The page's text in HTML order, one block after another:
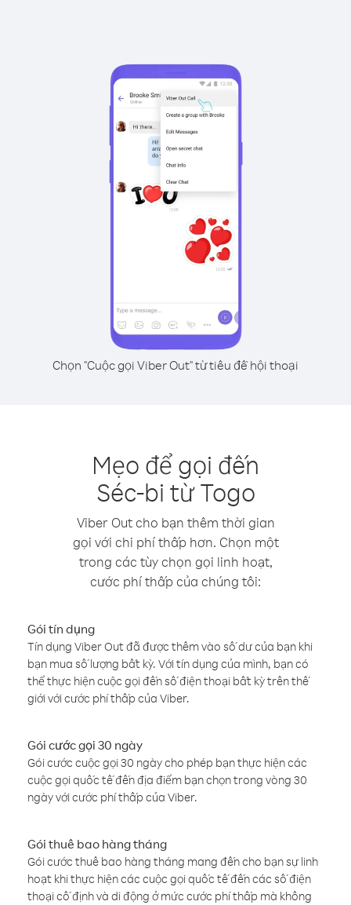
Chọn "Cuộc gọi Viber Out" từ tiêu đề hội thoại
Mẹo để gọi đến
Séc-bi từ Togo
Viber Out cho bạn thêm thời gian
gọi với chi phí thấp hơn. Chọn một
trong các tùy chọn gọi linh hoạt,
cước phí thấp của chúng tôi:
Gói tín dụng
Tín dụng Viber Out đã được thêm vào số dư của bạn khi
bạn mua số lượng bất kỳ. Với tín dụng của mình, bạn có
thể thực hiện cuộc gọi đến số điện thoại bất kỳ trên thế
giới với cước phí thấp của Viber.
Gói cước gọi 30 ngày
Gói cước cuộc gọi 30 ngày cho phép bạn thực hiện các
cuộc gọi quốc tế đến địa điểm bạn chọn trong vòng 30
ngày với cước phí thấp của Viber.
Gói thuê bao hàng tháng
Gói cước thuê bao hàng tháng mang đến cho bạn sự linh
hoạt khi thực hiện các cuộc gọi quốc tế đến các số điện
thoại cố định và di động ở mức cước phí thấp mà không